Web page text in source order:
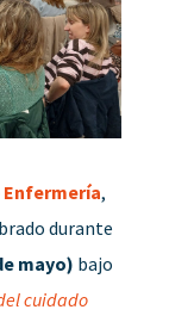
,
durante
mayo) bajo
cuidado